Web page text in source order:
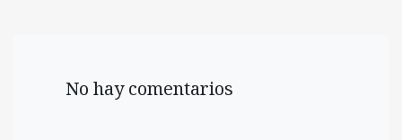
No hay comentarios